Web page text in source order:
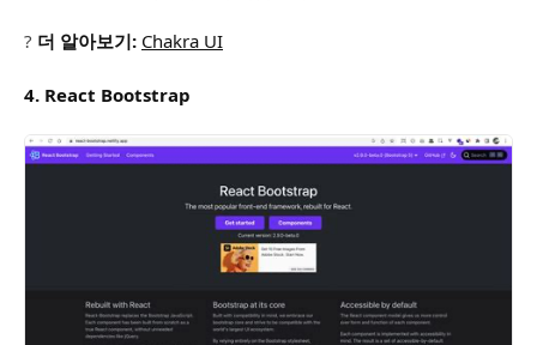
? 더 알아보기: Chakra UI
4. React Bootstrap